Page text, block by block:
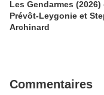
Les Gendarmes
Prévôt-Leygonie et
Archinard
Commentaires